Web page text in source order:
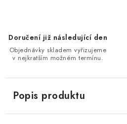
Doručení již následující den
Objednávky skladem vyřizujeme
v nejkratším možném termínu.
Popis produktu